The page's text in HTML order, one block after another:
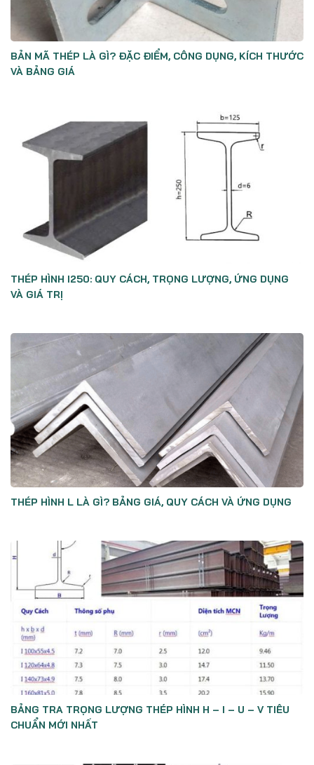
BẢN MÃ THÉP LÀ GÌ? ĐẶC ĐIỂM, CÔNG DỤNG, KÍCH THƯỚC
VÀ BẢNG GIÁ
THÉP HÌNH I250: QUY CÁCH, TRỌNG LƯỢNG, ỨNG DỤNG
VÀ GIÁ TRỊ
THÉP HÌNH L LÀ GÌ? BẢNG GIÁ, QUY CÁCH VÀ ỨNG DỤNG
BẢNG TRA TRỌNG LƯỢNG THÉP HÌNH H – I – U – V TIÊU
CHUẨN MỚI NHẤT